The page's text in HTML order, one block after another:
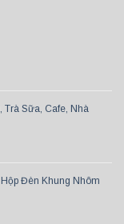
Trà Sữa, Cafe, Nhà
Đèn Khung Nhôm